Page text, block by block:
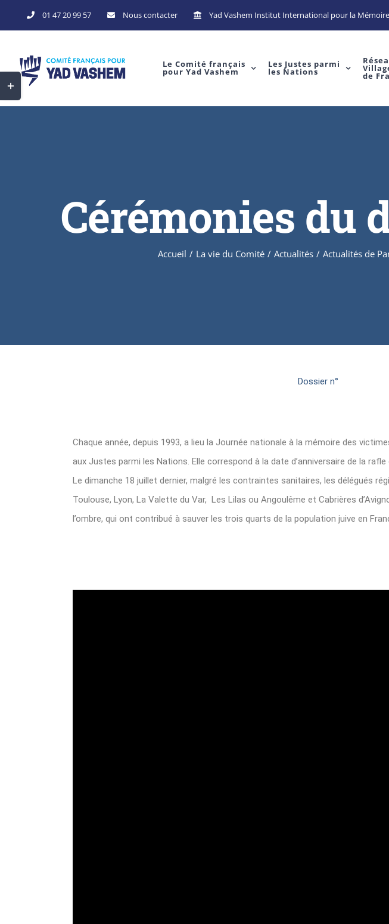
01 47 20 99 57 Nous contacter Yad Vashem Institut International pour la
Le Comité français
pour Yad Vashem
Les Justes parmi
les Nations de
Cérémonies du
Accueil / La vie du Comité / Actualités / Actualités de
Dossier n°
Chaque année, depuis 1993, a lieu la Journée nationale à la mémoire des
aux Justes parmi les Nations. Elle correspond à la date d’anniversaire de la rafle
Le dimanche 18 juillet dernier, malgré les contraintes sanitaires, les délégués
Toulouse, Lyon, La Valette du Var, Les Lilas ou Angoulême et Cabrières
l’ombre, qui ont contribué à sauver les trois quarts de la population juive en